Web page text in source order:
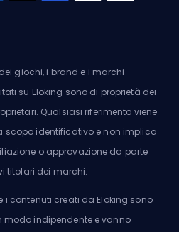
giochi, i brand e i marchi
su Eloking sono di proprietà dei
Qualsiasi riferimento viene
scopo identificativo e non implica
o approvazione da parte
titolari dei marchi.
i contenuti creati da Eloking sono
modo indipendente e vanno